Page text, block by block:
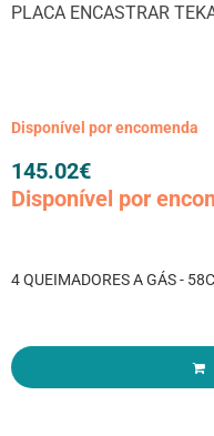
PLACA ENCASTRAR
Disponível por encomenda
145.02€
Disponível por
4 QUEIMADORES A GÁS -